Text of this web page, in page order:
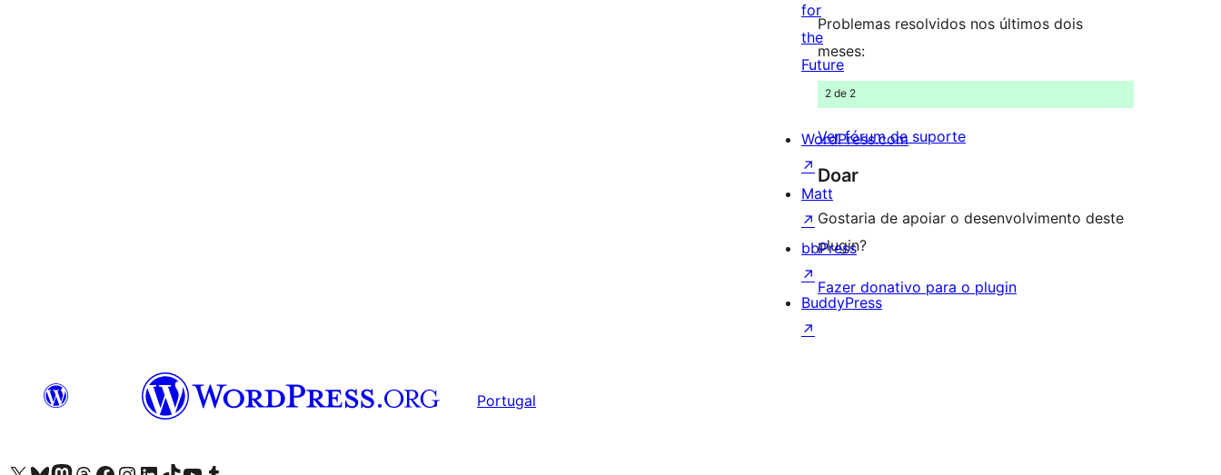
Problemas resolvidos nos últimos dois
meses:
2 de 2
Ver fórum de suporte
Doar
Gostaria de apoiar o desenvolvimento deste
plugin?
Fazer donativo para o plugin
for
the
Future
WordPress.com
↗
Matt
↗
bbPress
↗
BuddyPress
↗
Portugal